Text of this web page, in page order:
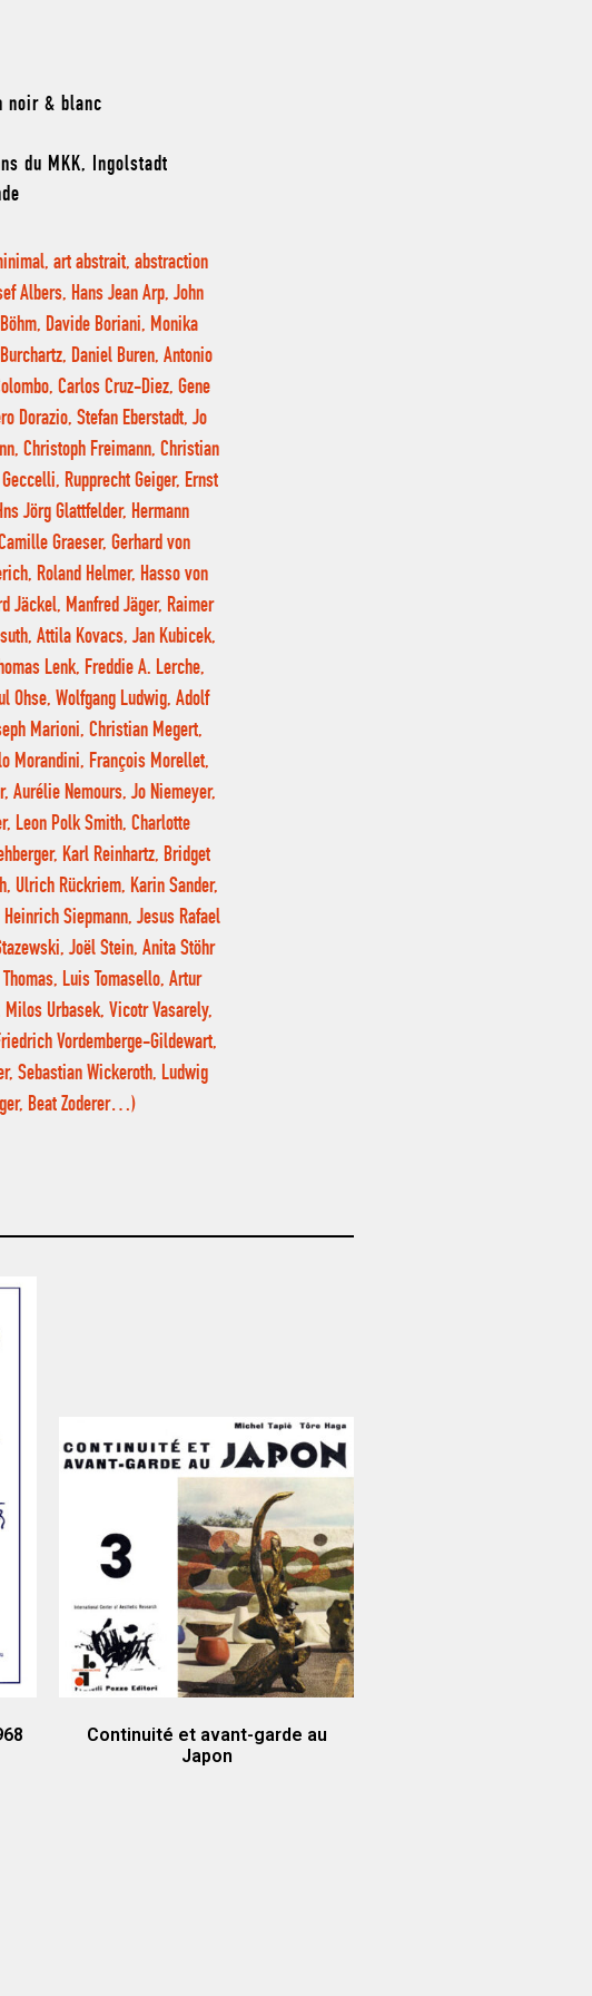
noir & blanc
du MKK, Ingolstadt
art abstrait, abstraction
Albers, Hans Jean Arp, John
Davide Boriani, Monika
Daniel Buren, Antonio
Carlos Cruz-Diez, Gene
Dorazio, Stefan Eberstadt, Jo
Christoph Freimann, Christian
Rupprecht Geiger, Ernst
Jörg Glattfelder, Hermann
Graeser, Gerhard von
Roland Helmer, Hasso von
Jäckel, Manfred Jäger, Raimer
Attila Kovacs, Jan Kubicek,
Lenk, Freddie A. Lerche,
Ohse, Wolfgang Ludwig, Adolf
Marioni, Christian Megert,
Morandini, François Morellet,
Aurélie Nemours, Jo Niemeyer,
Leon Polk Smith, Charlotte
Karl Reinhartz, Bridget
Ulrich Rückriem, Karin Sander,
Siepmann, Jesus Rafael
Joël Stein, Anita Stöhr
Luis Tomasello, Artur
Milos Urbasek, Vicotr Vasarely,
Vordemberge-Gildewart,
Sebastian Wickeroth, Ludwig
Beat Zoderer…)
Continuité et avant-garde au
Japon